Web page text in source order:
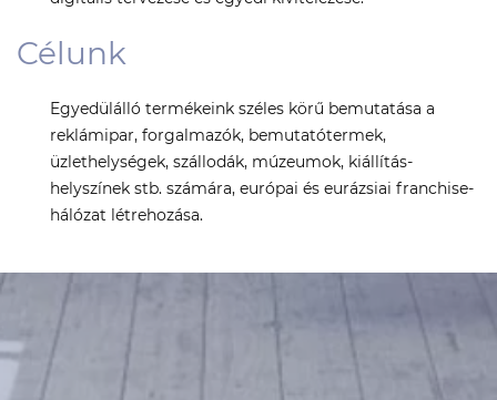
Célunk
Egyedülálló termékeink széles körű bemutatása a
reklámipar, forgalmazók, bemutatótermek,
üzlethelységek, szállodák, múzeumok, kiállítás-
helyszínek stb. számára, európai és eurázsiai franchise-
hálózat létrehozása.